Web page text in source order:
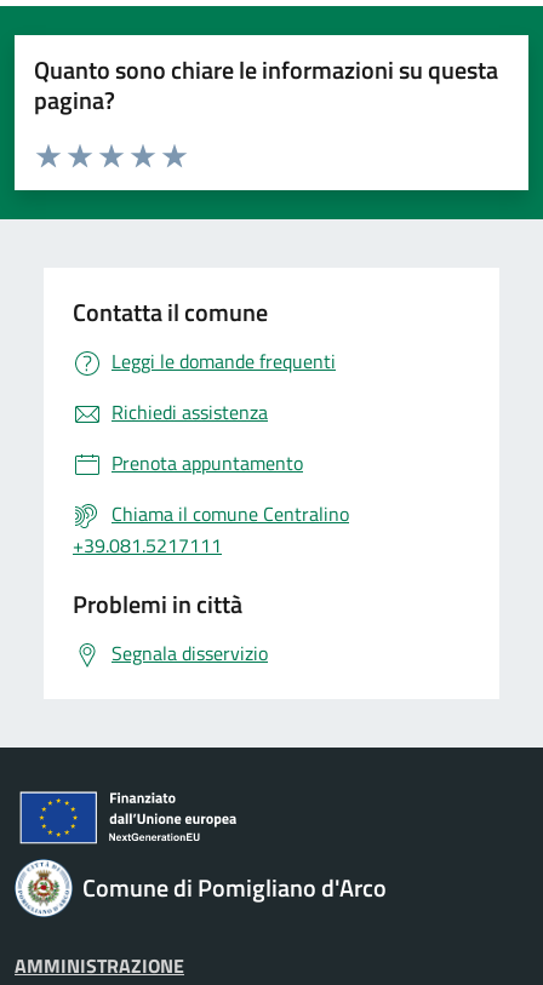
Quanto sono chiare le informazioni su questa
pagina?
Valuta da 1 a 5 stelle la pagina
Valuta 5 stelle su 5
Valuta 4 stelle su 5
Valuta 3 stelle su 5
Valuta 2 stelle su 5
Valuta 1 stelle su 5
Contatta il comune
Leggi le domande frequenti
Richiedi assistenza
Prenota appuntamento
Chiama il comune Centralino
+39.081.5217111
Problemi in città
Segnala disservizio
Comune di Pomigliano d'Arco
AMMINISTRAZIONE